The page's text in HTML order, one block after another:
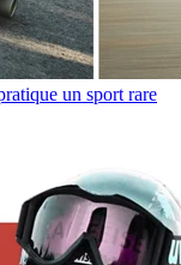
un sport rare